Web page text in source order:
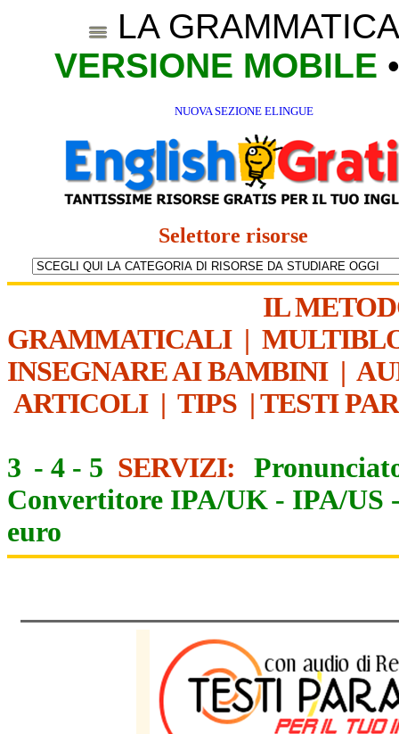
LA
VERSIONE MOBILE
NUOVA SEZIONE ELINGUE
Selettore risorse
IL
GRAMMATICALI|
INSEGNARE AI BAMBINI|
ARTICOLI| TIPS | TESTI
3 - 4 - 5 SERVIZI:
Convertitore IPA/UK - IPA/US
euro